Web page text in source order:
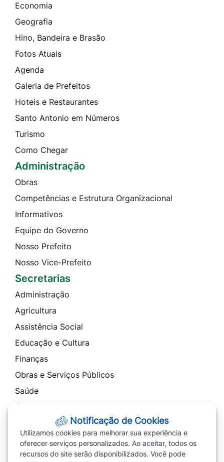
Economia
Geografia
Hino, Bandeira e Brasão
Fotos Atuais
Agenda
Galeria de Prefeitos
Hoteis e Restaurantes
Santo Antonio em Números
Turismo
Como Chegar
Administração
Obras
Competências e Estrutura Organizacional
Informativos
Equipe do Governo
Nosso Prefeito
Nosso Vice-Prefeito
Secretarias
Administração
Agricultura
Assistência Social
Educação e Cultura
Finanças
Obras e Serviços Públicos
Saúde
Contato
Ouvidoria
SIC
Notificação de Cookies
Utilizamos cookies para melhorar sua experiência e
oferecer serviços personalizados. Ao aceitar, todos os
recursos do site serão disponibilizados. Você pode